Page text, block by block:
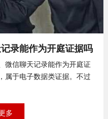
录能作为开庭证据吗
微信聊天记录能作为开庭证
属于电子数据类证据。不过
多